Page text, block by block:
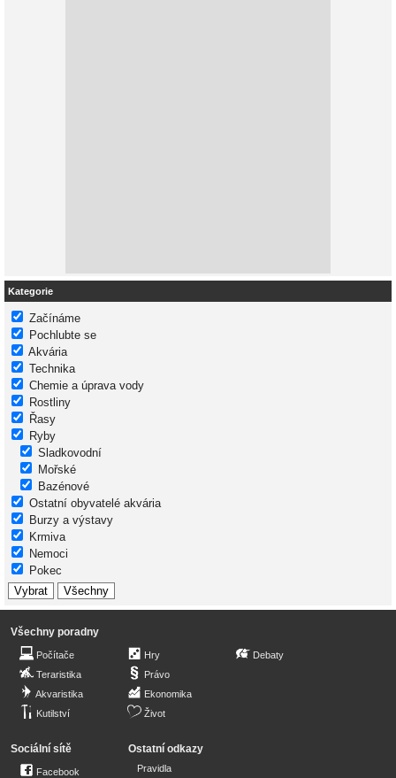
Kategorie
Začínáme
Pochlubte se
Akvária
Technika
Chemie a úprava vody
Rostliny
Řasy
Ryby
Sladkovodní
Mořské
Bazénové
Ostatní obyvatelé akvária
Burzy a výstavy
Krmiva
Nemoci
Pokec
Všechny poradny
Počítače
Teraristika
Akvaristika
Kutilství
Hry
Právo
Ekonomika
Život
Debaty
Sociální sítě
Facebook
Ostatní odkazy
Pravidla